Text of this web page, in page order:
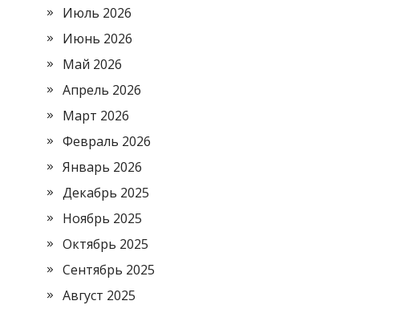
Июль 2026
Июнь 2026
Май 2026
Апрель 2026
Март 2026
Февраль 2026
Январь 2026
Декабрь 2025
Ноябрь 2025
Октябрь 2025
Сентябрь 2025
Август 2025